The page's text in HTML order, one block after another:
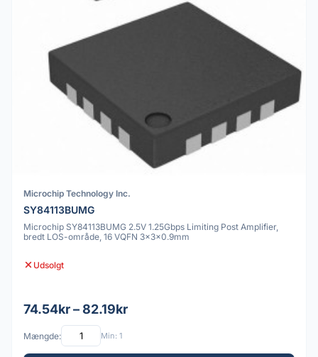
Microchip Technology Inc.
SY84113BUMG
Microchip SY84113BUMG 2.5V 1.25Gbps Limiting Post Amplifier,
bredt LOS-område, 16 VQFN 3x3x0.9mm
Udsolgt
74.54kr – 82.19kr
Mængde: Min: 1